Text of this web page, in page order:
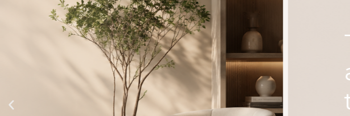
Transforme seus
ambientes com
tapetes que inspiram.